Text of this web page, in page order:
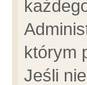
którym
Jeśli